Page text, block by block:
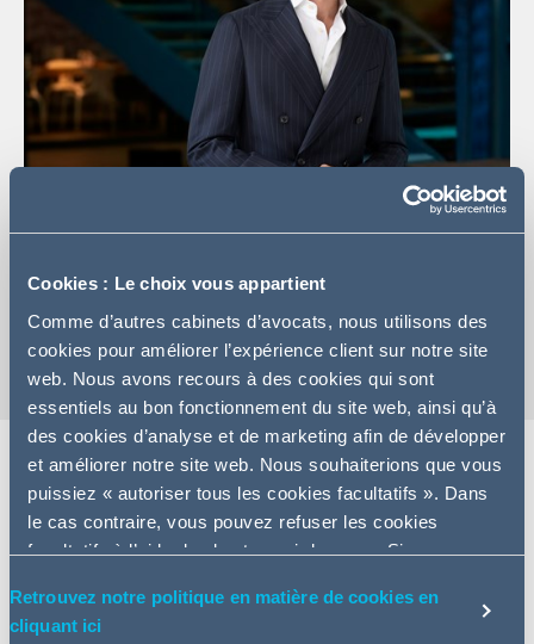
Cookies : Le choix vous appartient
Comme d’autres cabinets d’avocats, nous utilisons des
cookies pour améliorer l’expérience client sur notre site
web. Nous avons recours à des cookies qui sont
essentiels au bon fonctionnement du site web, ainsi qu’à
des cookies d’analyse et de marketing afin de développer
et améliorer notre site web. Nous souhaiterions que vous
puissiez « autoriser tous les cookies facultatifs ». Dans
le cas contraire, vous pouvez refuser les cookies
facultatifs à l’aide des boutons ci-dessous. Si vous
cookies à ces fins supplémentaires. Vous serez
également en mesure de personnaliser vos choix via le
Retrouvez notre politique en matière de cookies en
cliquant ici
+33184135990
Contactez Antoine
Carte de visite
Expertise
Antoine Venier focalise son activité sur les opérations de
financement structuré, notamment les opérations de
rachat par endettement (LBO), le financement